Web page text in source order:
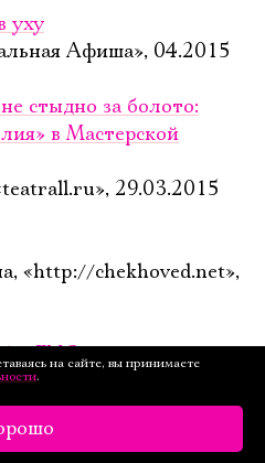
уху
Афиша», 04.2015
стыдно за болото:
в Мастерской
29.03.2015
«http://chekhoved.net»,
ГМО
«Независимая газета»,
на сайте, вы принимаете
.